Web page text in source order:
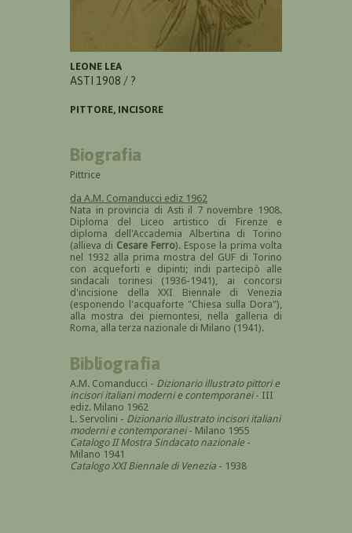
LEONE LEA
ASTI 1908 / ?
PITTORE, INCISORE
Biografia
Pittrice
da A.M. Comanducci ediz 1962
Nata in provincia di Asti il 7 novembre 1908.
Diploma del Liceo artistico di Firenze e
diploma dell'Accademia Albertina di Torino
(allieva di Cesare Ferro). Espose la prima volta
nel 1932 alla prima mostra del GUF di Torino
con acqueforti e dipinti; indi partecipò alle
sindacali torinesi (1936-1941), ai concorsi
d'incisione della XXI Biennale di Venezia
(esponendo l'acquaforte "Chiesa sulla Dora"),
alla mostra dei piemontesi, nella galleria di
Roma, alla terza nazionale di Milano (1941).
Bibliografia
A.M. Comanducci - Dizionario illustrato pittori e
incisori italiani moderni e contemporanei- III
ediz. Milano 1962
L. Servolini - Dizionario illustrato incisori italiani
moderni e contemporanei- Milano 1955
Catalogo II Mostra Sindacato nazionale -
Milano 1941
Catalogo XXI Biennale di Venezia - 1938